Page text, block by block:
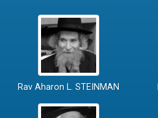
Rav Aharon L. STEINMAN